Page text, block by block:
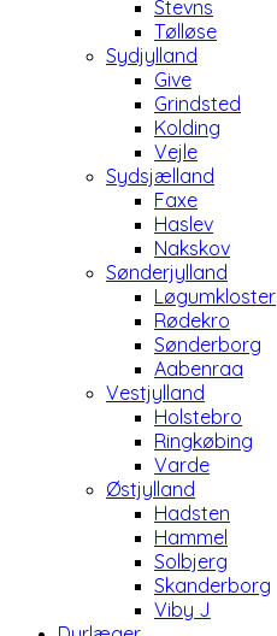
Stevns
Tølløse
Sydjylland
Give
Grindsted
Kolding
Vejle
Sydsjælland
Faxe
Haslev
Nakskov
Sønderjylland
Løgumkloster
Rødekro
Sønderborg
Aabenraa
Vestjylland
Holstebro
Ringkøbing
Varde
Østjylland
Hadsten
Hammel
Solbjerg
Skanderborg
Viby J